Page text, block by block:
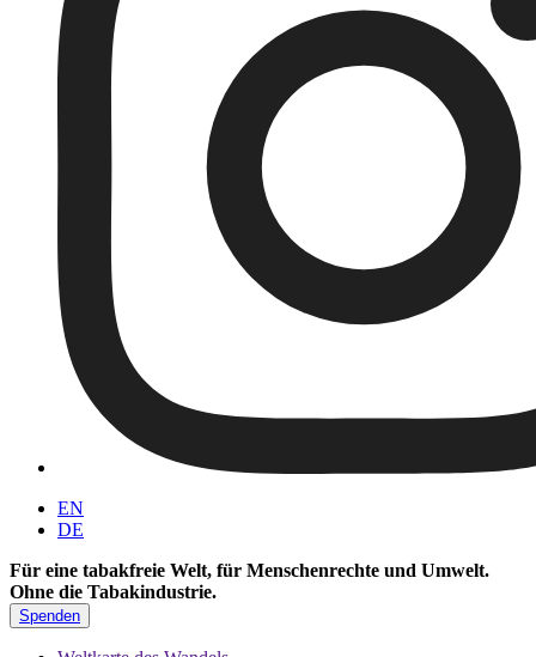
EN
DE
Für eine tabakfreie Welt, für Menschenrechte und Umwelt.
Ohne die Tabakindustrie.
Spenden